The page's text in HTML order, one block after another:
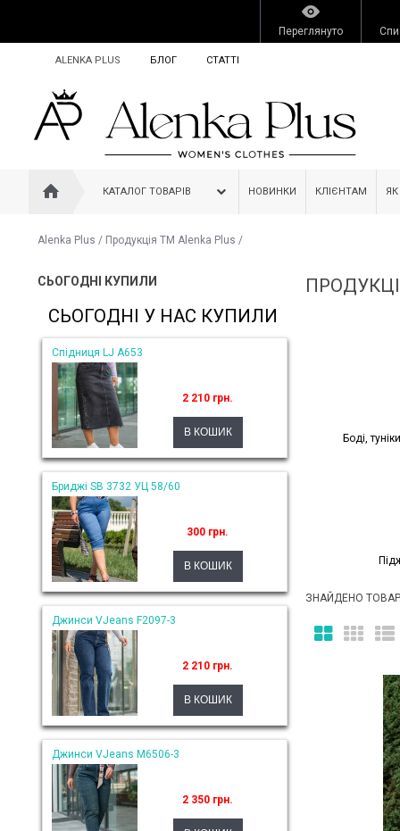
Переглянуто
ALENKA PLUS БЛОГ СТАТТІ
КАТАЛОГ ТОВАРІВ НОВИНКИ КЛІЄНТАМ
Alenka Plus / Продукція ТМ Alenka Plus /
СЬОГОДНІ КУПИЛИ
СЬОГОДНІ У НАС КУПИЛИ
Спідниця LJ A653
2 210 грн.
Бриджі SB 3732 УЦ 58/60
300 грн.
Джинси VJeans F2097-3
2 210 грн.
Джинси VJeans M6506-3
2 350 грн.
Боді,
ЗНАЙДЕНО